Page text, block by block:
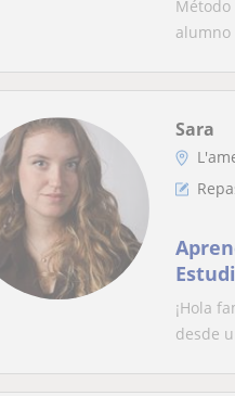
Método
alumno
Sara
¡Hola
desde